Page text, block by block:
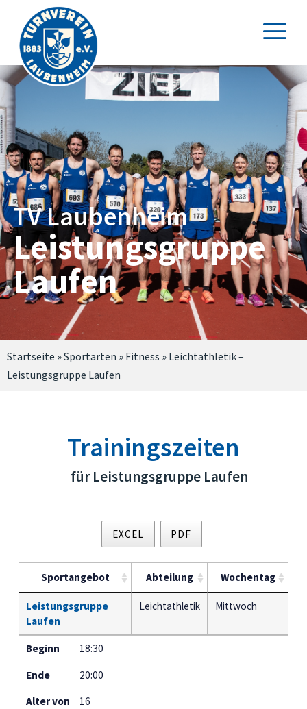
TV Laubenheim
Leistungsgruppe
Laufen
Startseite »Sportarten » Fitness » Leichtathletik –
Leistungsgruppe Laufen
Trainingszeiten
für Leistungsgruppe Laufen
EXCEL PDF
Sportangebot Abteilung Wochentag
Leistungsgruppe
Laufen
Leichtathletik Mittwoch
Beginn 18:30
Ende 20:00
Alter von 16